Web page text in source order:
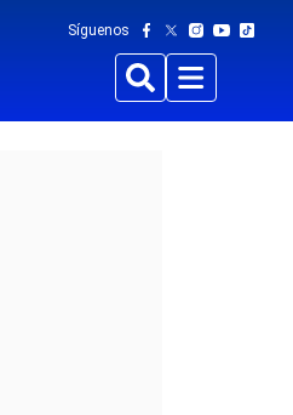
Síguenos
BuscarMenu